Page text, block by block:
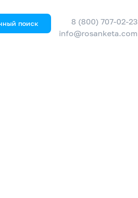
поиск
8 (800) 707-02-23
info@rosanketa.com